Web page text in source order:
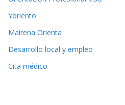
Yoriento
Mairena Orienta
Desarrollo local y empleo
Cita médico